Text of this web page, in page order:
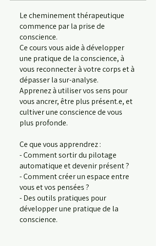
Le cheminement thérapeutique
commence par la prise de
conscience.
Ce cours vous aide à développer
une pratique de la conscience, à
vous reconnecter à votre corps et à
dépasser la sur-analyse.
Apprenez à utiliser vos sens pour
vous ancrer, être plus présent.e, et
cultiver une conscience de vous
plus profonde.
Ce que vous apprendrez :
- Comment sortir du pilotage
automatique et devenir présent ?
- Comment créer un espace entre
vous et vos pensées ?
- Des outils pratiques pour
développer une pratique de la
conscience.